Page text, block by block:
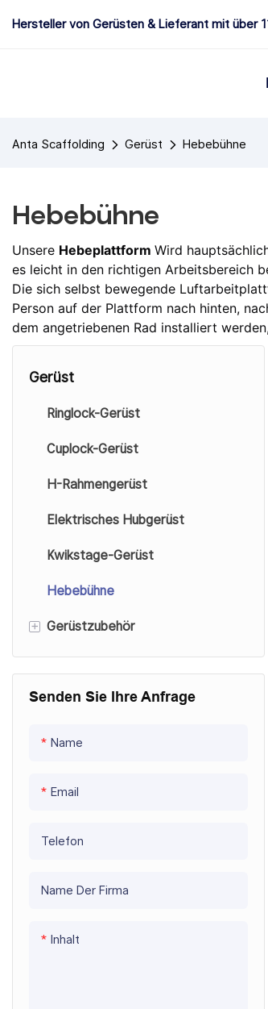
Hersteller von Gerüsten & Lieferant mit über
Anta Scaffolding Gerüst Hebebühne
Hebebühne
Unsere Hebeplattform Wird
es leicht in den richtigen Arbeitsbereich
Die sich selbst bewegende
Person auf der Plattform nach hinten,
dem angetriebenen Rad installiert
Gerüst
Ringlock-Gerüst
Cuplock-Gerüst
H-Rahmengerüst
Elektrisches Hubgerüst
Kwikstage-Gerüst
Hebebühne
+ Gerüstzubehör
Gerüst-Basisheber
Gerüstkupplung
Gerüstrohr
Gerüstpine Walk Board
Senden Sie Ihre Anfrage
Name
Email
Telefon
Name Der Firma
Inhalt